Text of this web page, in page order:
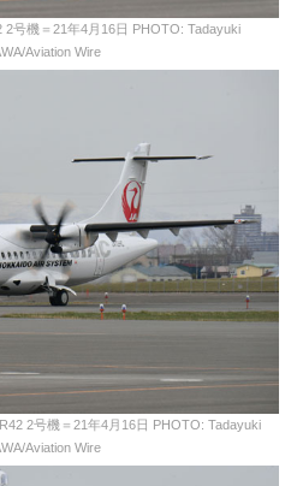
2号機＝21年4月16日 PHOTO: Tadayuki
Aviation Wire
2号機＝21年4月16日 PHOTO: Tadayuki
Aviation Wire